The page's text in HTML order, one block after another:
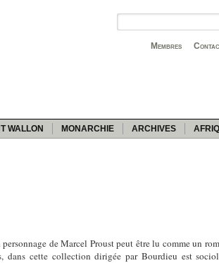
Membres
WALLON MONARCHIE ARCHIVES
de Marcel Proust peut être lu comme un
cette collection dirigée par Bourdieu est